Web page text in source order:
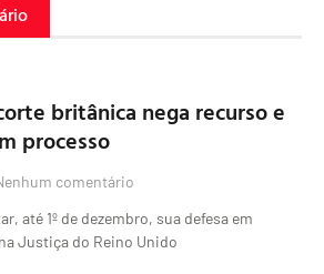
britânica nega recurso e
processo
comentário
até 1º de dezembro, sua defesa em
Justiça do Reino Unido